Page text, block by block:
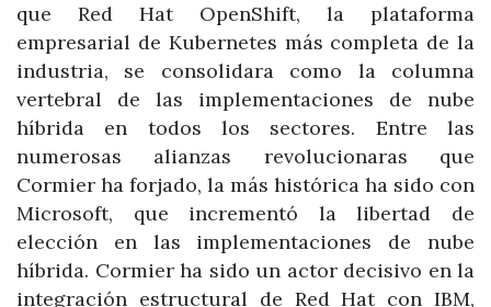
que Red Hat OpenShift, la plataforma
empresarial de Kubernetes más completa de la
industria, se consolidara como la columna
vertebral de las implementaciones de nube
híbrida en todos los sectores. Entre las
numerosas alianzas revolucionaras que
Cormier ha forjado, la más histórica ha sido con
Microsoft, que incrementó la libertad de
elección en las implementaciones de nube
híbrida. Cormier ha sido un actor decisivo en la
integración estructural de Red Hat con IBM,